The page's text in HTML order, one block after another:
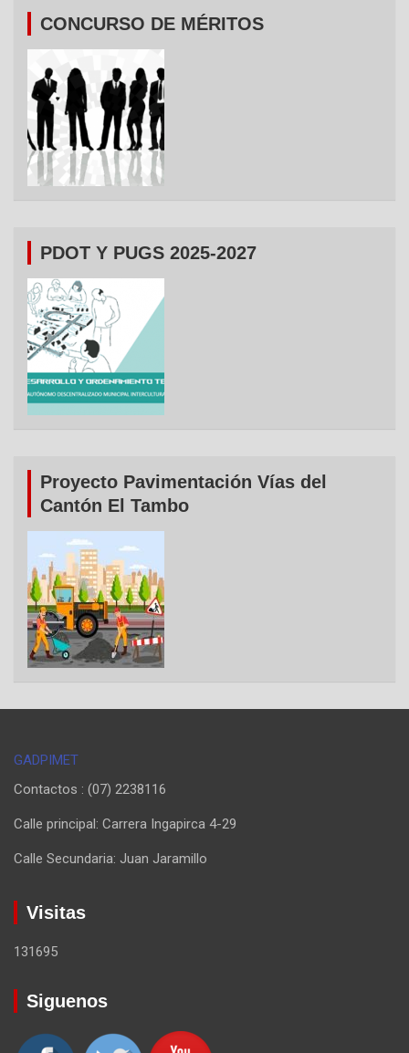
CONCURSO DE MÉRITOS
PDOT Y PUGS 2025-2027
Proyecto Pavimentación Vías del
Cantón El Tambo
GADPIMET
Contactos : (07) 2238116
Calle principal: Carrera Ingapirca 4-29
Calle Secundaria: Juan Jaramillo
Visitas
131695
Siguenos